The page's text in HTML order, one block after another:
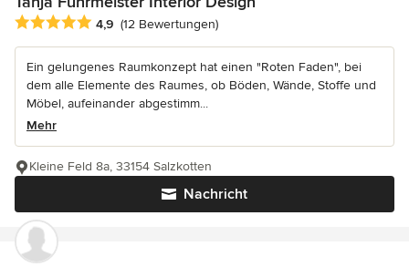
Durchschnittliche Bewertung: 4.9 von 5 Sternen
4,9 (12 Bewertungen)
Ein gelungenes Raumkonzept hat einen "Roten Faden", bei
dem alle Elemente des Raumes, ob Böden, Wände, Stoffe und
Möbel, aufeinander abgestimm...
Mehr
Nachricht
Kleine Feld 8a, 33154 Salzkotten